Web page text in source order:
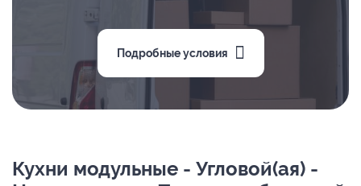
Подробные условия
Кухни модульные - Угловой(ая) -